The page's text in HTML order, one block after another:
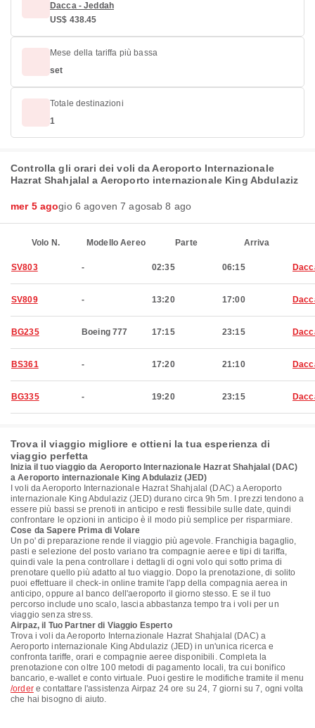
Dacca - Jeddah
US$ 438.45
Mese della tariffa più bassa
set
Totale destinazioni
1
Controlla gli orari dei voli da Aeroporto Internazionale
Hazrat Shahjalal a Aeroporto internazionale King Abdulaziz
mer 5 agogio 6 agoven 7 agosab 8 ago
Volo N. Modello Aereo Parte Arriva
SV803 - 02:35 06:15
SV809 - 13:20 17:00
BG235 Boeing 777 17:15 23:15
BS361 - 17:20 21:10
BG335 - 19:20 23:15
Trova il viaggio migliore e ottieni la tua esperienza di
viaggio perfetta
Inizia il tuo viaggio da Aeroporto Internazionale Hazrat Shahjalal (DAC)
a Aeroporto internazionale King Abdulaziz (JED)
I voli da Aeroporto Internazionale Hazrat Shahjalal (DAC) a Aeroporto
internazionale King Abdulaziz (JED) durano circa 9h 5m. I prezzi tendono a
essere più bassi se prenoti in anticipo e resti flessibile sulle date, quindi
confrontare le opzioni in anticipo è il modo più semplice per risparmiare.
Cose da Sapere Prima di Volare
Un po' di preparazione rende il viaggio più agevole. Franchigia bagaglio,
pasti e selezione del posto variano tra compagnie aeree e tipi di tariffa,
quindi vale la pena controllare i dettagli di ogni volo qui sotto prima di
prenotare quello più adatto al tuo viaggio. Dopo la prenotazione, di solito
puoi effettuare il check-in online tramite l'app della compagnia aerea in
anticipo, oppure al banco dell'aeroporto il giorno stesso. E se il tuo
percorso include uno scalo, lascia abbastanza tempo tra i voli per un
viaggio senza stress.
Airpaz, il Tuo Partner di Viaggio Esperto
Trova i voli da Aeroporto Internazionale Hazrat Shahjalal (DAC) a
Aeroporto internazionale King Abdulaziz (JED) in un'unica ricerca e
confronta tariffe, orari e compagnie aeree disponibili. Completa la
prenotazione con oltre 100 metodi di pagamento locali, tra cui bonifico
bancario, e-wallet e conto virtuale. Puoi gestire le modifiche tramite il menu
/ordere contattare l'assistenza Airpaz 24 ore su 24, 7 giorni su 7, ogni volta
che hai bisogno di aiuto.